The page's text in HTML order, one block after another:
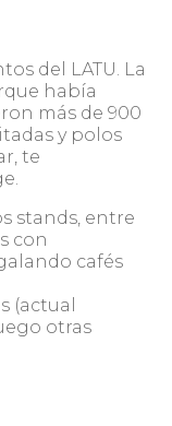
del LATU. La
había
más de 900
y polos
te
stands, entre
con
cafés
(actual
otras